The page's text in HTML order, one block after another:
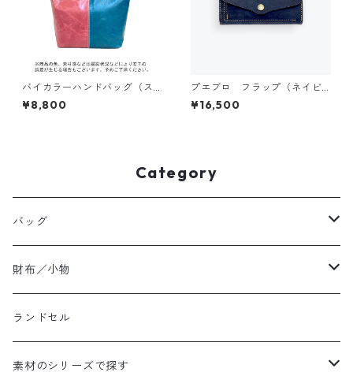
バイカラーハンドバッグ（ス
カイブルー×ピンク） 0120
¥8,800
プエブロ フラップ（ネイビ
ー） cmsp011
¥16,500
Category
バッグ
ハンドバッグ
ショルダーバッグ
ポーチ／ミニショルダー
トートバッグ
財布／小物
長財布／ロングウォレット
折財布／ハーフウォレット
ランドセル
素材のシリーズで探す